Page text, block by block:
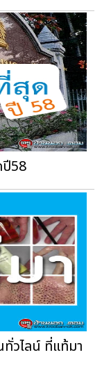
58
วไลน์ ที่แท้มา